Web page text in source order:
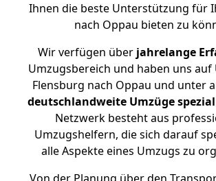
Ihnen die beste Unterstützung für
nach Oppau bieten zu
Wir verfügen überjahrelange
Umzugsbereich und haben uns auf
Flensburg nach Oppau und unter
deutschlandweite Umzüge
Netzwerk besteht aus
Umzugshelfern, die sich darauf
alle Aspekte eines Umzugs zu